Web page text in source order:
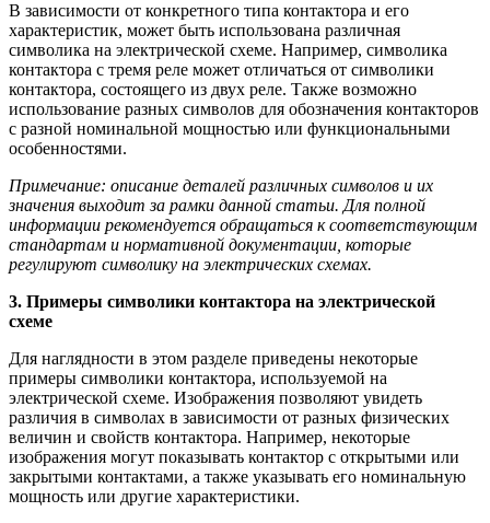
В зависимости от конкретного типа контактора и его
характеристик, может быть использована различная
символика на электрической схеме. Например, символика
контактора с тремя реле может отличаться от символики
контактора, состоящего из двух реле. Также возможно
использование разных символов для обозначения контакторов
с разной номинальной мощностью или функциональными
особенностями.
Примечание: описание деталей различных символов и их
значения выходит за рамки данной статьи. Для полной
информации рекомендуется обращаться к соответствующим
стандартам и нормативной документации, которые
регулируют символику на электрических схемах.
3. Примеры символики контактора на электрической
схеме
Для наглядности в этом разделе приведены некоторые
примеры символики контактора, используемой на
электрической схеме. Изображения позволяют увидеть
различия в символах в зависимости от разных физических
величин и свойств контактора. Например, некоторые
изображения могут показывать контактор с открытыми или
закрытыми контактами, а также указывать его номинальную
мощность или другие характеристики.